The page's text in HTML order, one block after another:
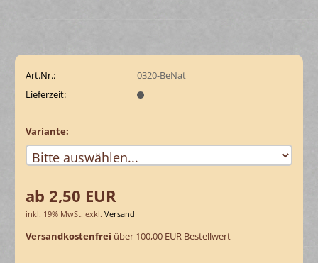
Art.Nr.:
0320-BeNat
Lieferzeit:
Variante:
ab 2,50 EUR
inkl. 19% MwSt. exkl.Versand
Versandkostenfrei über 100,00 EUR Bestellwert